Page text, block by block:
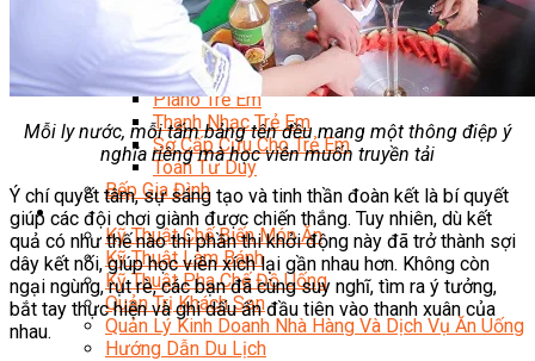
Mc Nhí
Kỳ Thủ Cờ Vua
Lập Trình Cho Trẻ Em
Robotic trẻ em
Piano Trẻ Em
Thanh Nhạc Trẻ Em
Sơ Cấp Cứu Cho Trẻ Em
Toán Tư Duy
Bếp Gia Đình
Trung Cấp CET
Kỹ Thuật Chế Biến Món Ăn
Kỹ Thuật Làm Bánh
Kỹ Thuật Pha Chế Đồ Uống
Quản Trị Khách Sạn
Quản Lý Kinh Doanh Nhà Hàng Và Dịch Vụ Ăn Uống
Hướng Dẫn Du Lịch
Mỗi ly nước, mỗi tấm bảng tên đều mang một thông điệp ý
nghĩa riêng mà học viên muốn truyền tải
Ý chí quyết tâm, sự sáng tạo và tinh thần đoàn kết là bí quyết
giúp các đội chơi giành được chiến thắng. Tuy nhiên, dù kết
quả có như thế nào thì phần thi khởi động này đã trở thành sợi
dây kết nối, giúp học viên xích lại gần nhau hơn. Không còn
ngại ngùng, rụt rè, các bạn đã cùng suy nghĩ, tìm ra ý tưởng,
bắt tay thực hiện và ghi dấu ấn đầu tiên vào thanh xuân của
nhau.